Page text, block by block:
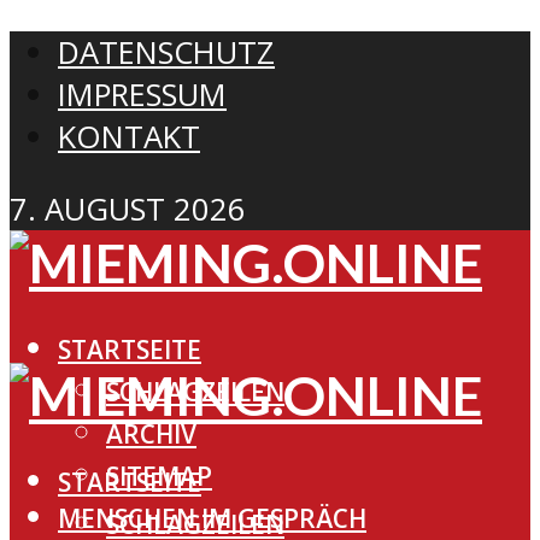
DATENSCHUTZ
IMPRESSUM
KONTAKT
7. AUGUST 2026
STARTSEITE
SCHLAGZEILEN
ARCHIV
SITEMAP
MENSCHEN IM GESPRÄCH
STARTSEITE
SCHLAGZEILEN